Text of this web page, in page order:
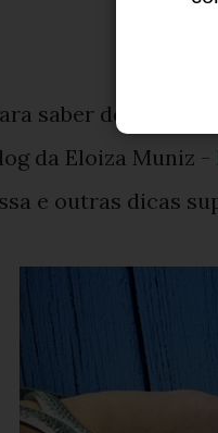
saber detalhes
da Eloiza Muniz -
e outras dicas